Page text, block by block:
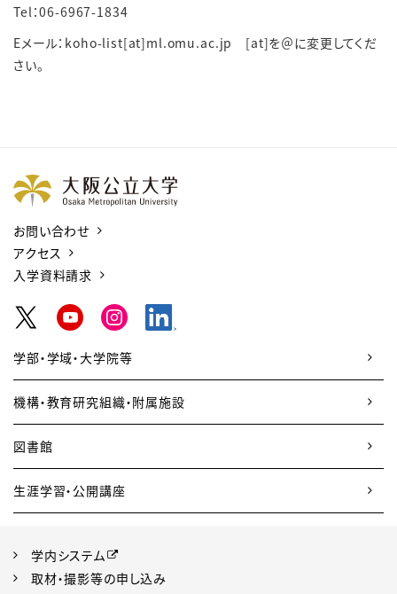
Tel：06-6967-1834
Eメール：koho-list[at]ml.omu.ac.jp [at]を＠に変更してくだ
さい。
お問い合わせ
アクセス
入学資料請求
学部・学域・大学院等
機構・教育研究組織・附属施設
図書館
生涯学習・公開講座
学内システム
取材・撮影等の申し込み